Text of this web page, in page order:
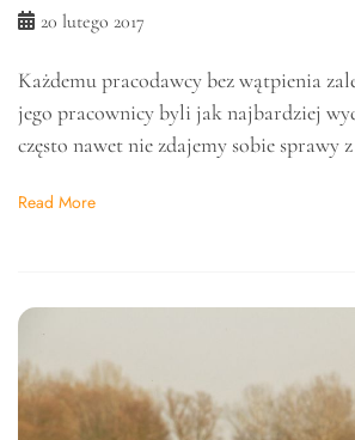
20 lutego 2017
Każdemu pracodawcy bez wątpienia
jego pracownicy byli jak najbardziej
często nawet nie zdajemy sobie sprawy
Read More